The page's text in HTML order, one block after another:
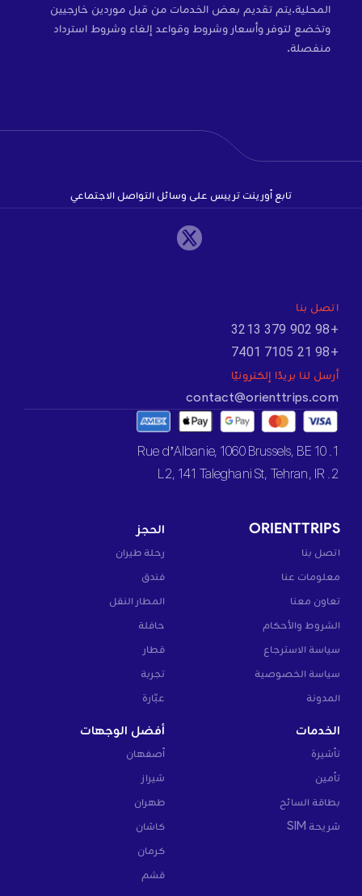
المحلية.يتم تقديم بعض الخدمات من قبل موردين خارجيين
وتخضع لتوفر وأسعار وشروط وقواعد إلغاء وشروط استرداد
منفصلة.
تابع أورينت تريبس على وسائل التواصل الاجتماعي
اتصل بنا
+98 902 379 3213
+98 21 7105 7401
أرسل لنا بريدًا إلكترونيًا
contact@orienttrips.com
1. 10 Rue d’Albanie, 1060 Brussels, BE
2. L2, 141 Taleghani St, Tehran, IR
ORIENTTRIPS
اتصل بنا
معلومات عنا
تعاون معنا
الشروط والأحكام
سياسة الاسترجاع
سياسة الخصوصية
المدونة
الحجز
رحلة طيران
فندق
المطار النقل
حافلة
قطار
تجربة
عبّارة
الخدمات
تأشيرة
تأمين
بطاقة السائح
شريحة SIM
أفضل الوجهات
أصفهان
شيراز
طهران
كاشان
كرمان
قشم